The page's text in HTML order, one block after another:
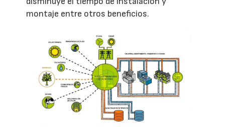
montaje entre otros beneficios.